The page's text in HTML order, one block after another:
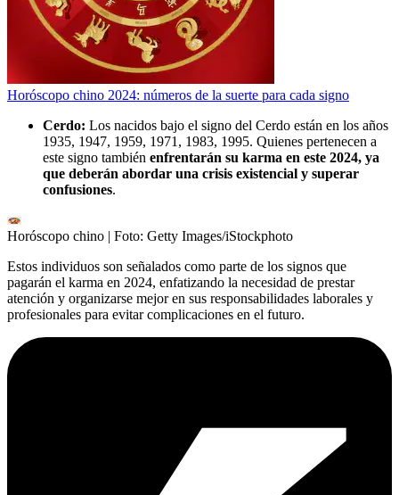
Horóscopo chino 2024: números de la suerte para cada signo
Cerdo: Los nacidos bajo el signo del Cerdo están en los años
1935, 1947, 1959, 1971, 1983, 1995. Quienes pertenecen a
este signo también enfrentarán su karma en este 2024, ya
que deberán abordar una crisis existencial y superar
confusiones.
Horóscopo chino | Foto: Getty Images/iStockphoto
Estos individuos son señalados como parte de los signos que
pagarán el karma en 2024, enfatizando la necesidad de prestar
atención y organizarse mejor en sus responsabilidades laborales y
profesionales para evitar complicaciones en el futuro.